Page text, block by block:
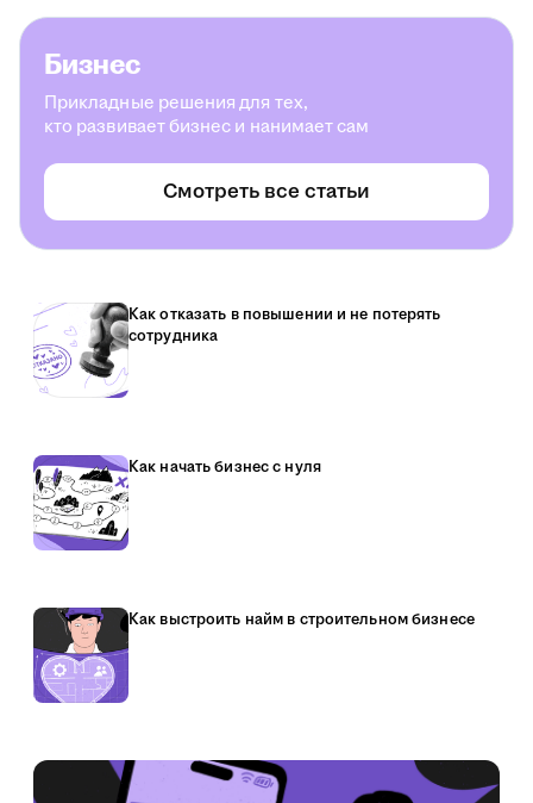
Бизнес
Прикладные решения для тех,
кто развивает бизнес и нанимает сам
Смотреть все статьи
Как отказать в повышении и не потерять
сотрудника
Как начать бизнес с нуля
Как выстроить найм в строительном бизнесе